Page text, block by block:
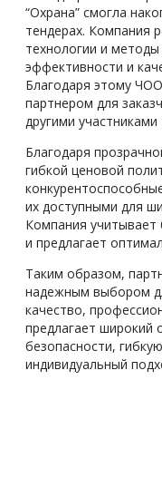
“Охрана” смогла
тендерах. Компания
технологии и
эффективности и
Благодаря этому
партнером для
другими участниками
Благодаря
гибкой ценовой
их доступными для
Компания
и предлагает
Таким образом,
надежным выбором
качество,
предлагает широкий
безопасности,
индивидуальный